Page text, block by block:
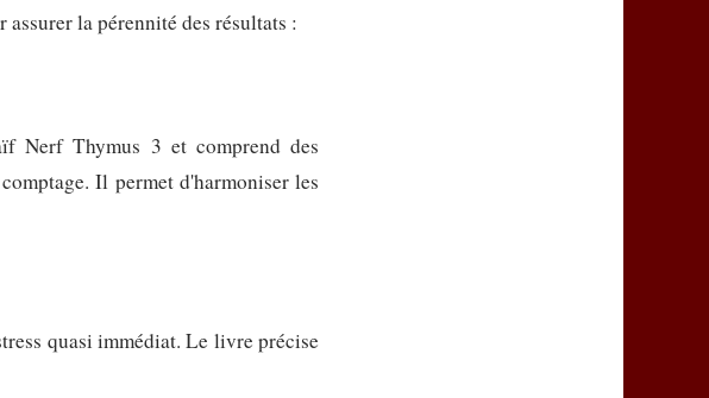
la pérennité des résultats :
Nerf Thymus 3 et comprend des
Il permet d'harmoniser les
quasi immédiat. Le livre précise